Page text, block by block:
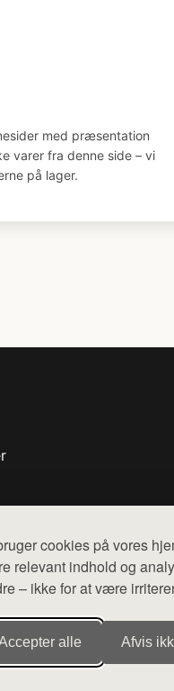
cookies på vores
relevant indhold og
– ikke for at være
alle Afvis
med præsentation
varer fra denne side – vi
på lager.
webshops. Der sælges